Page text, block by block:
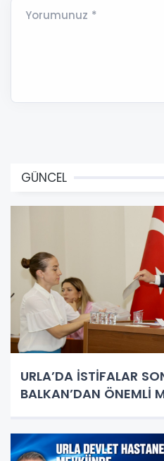
Yorumunuz *
GÜNCEL
URLA’DA İSTİFALAR
BALKAN’DAN ÖNEMLİ